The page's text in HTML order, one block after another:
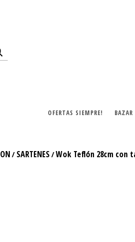
OFERTAS SIEMPRE! BAZAR
/ SARTENES /Wok Teflón 28cm con